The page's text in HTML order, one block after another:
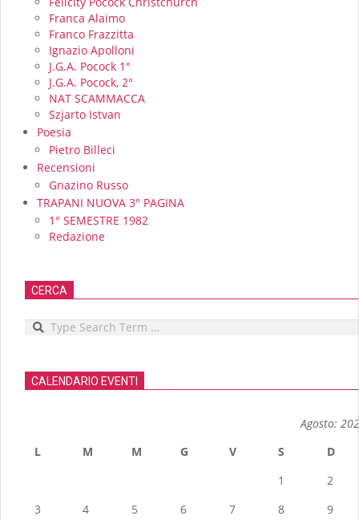
Franca Alaimo
Franco Frazzitta
Ignazio Apolloni
J.G.A. Pocock 1°
J.G.A. Pocock, 2°
NAT SCAMMACCA
Szjarto Istvan
Poesia
Pietro Billeci
Recensioni
Gnazino Russo
TRAPANI NUOVA 3° PAGINA
1° SEMESTRE 1982
Redazione
CERCA
Search
CALENDARIO EVENTI
Agosto:
L
M M G V S
D
1
2
3
4 5 6 7 8 9